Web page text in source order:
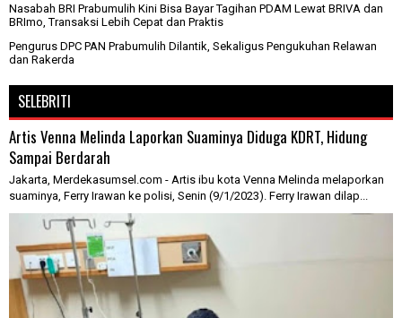
Nasabah BRI Prabumulih Kini Bisa Bayar Tagihan PDAM Lewat BRIVA dan
BRImo, Transaksi Lebih Cepat dan Praktis
Pengurus DPC PAN Prabumulih Dilantik, Sekaligus Pengukuhan Relawan
dan Rakerda
SELEBRITI
Artis Venna Melinda Laporkan Suaminya Diduga KDRT, Hidung
Sampai Berdarah
Jakarta, Merdekasumsel.com - Artis ibu kota Venna Melinda melaporkan
suaminya, Ferry Irawan ke polisi, Senin (9/1/2023). Ferry Irawan dilap...